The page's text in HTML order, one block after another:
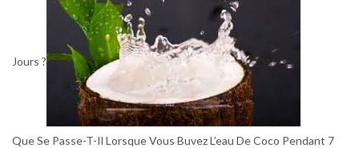
Jours ?
Que Se Passe-T-Il Lorsque Vous Buvez L’eau De Coco Pendant 7